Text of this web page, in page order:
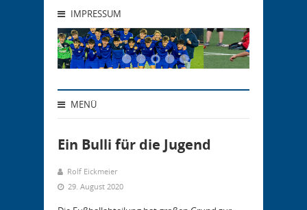
IMPRESSUM
MENÜ
Ein Bulli für die Jugend
Rolf Eickmeier
29. August 2020